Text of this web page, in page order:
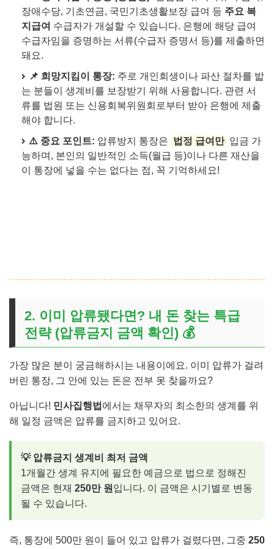
장애수당, 기초연금, 국민기초생활보장 급여 등 주요 복
지급여 수급자가 개설할 수 있습니다. 은행에 해당 급여
수급자임을 증명하는 서류(수급자 증명서 등)를 제출하면
돼요.
📌 희망지킴이 통장: 주로 개인회생이나 파산 절차를 밟
는 분들이 생계비를 보장받기 위해 사용합니다. 관련 서
류를 법원 또는 신용회복위원회로부터 받아 은행에 제출
해야 합니다.
⚠️ 중요 포인트: 압류방지 통장은 법정 급여만 입금 가
능하며, 본인의 일반적인 소득(월급 등)이나 다른 재산을
이 통장에 넣을 수는 없다는 점, 꼭 기억하세요!
2. 이미 압류됐다면? 내 돈 찾는 특급
전략 (압류금지 금액 확인) 💰
가장 많은 분이 궁금해하시는 내용이에요. 이미 압류가 걸려
버린 통장, 그 안에 있는 돈은 전부 못 찾을까요?
아닙니다! 민사집행법 에서는 채무자의 최소한의 생계를 위
해 일정 금액은 압류를 금지하고 있어요.
💡 압류금지 생계비 최저 금액
1개월간 생계 유지에 필요한 예금으로 법으로 정해진
금액은 현재 250만 원 입니다. 이 금액은 시기별로 변동
될 수 있습니다.
즉, 통장에 500만 원이 들어 있고 압류가 걸렸다면, 그중 250